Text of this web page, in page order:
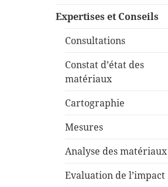
Expertises et Conseils
Consultations
Constat d’état des
matériaux
Cartographie
Mesures
Analyse des matériaux
Evaluation de l’impact